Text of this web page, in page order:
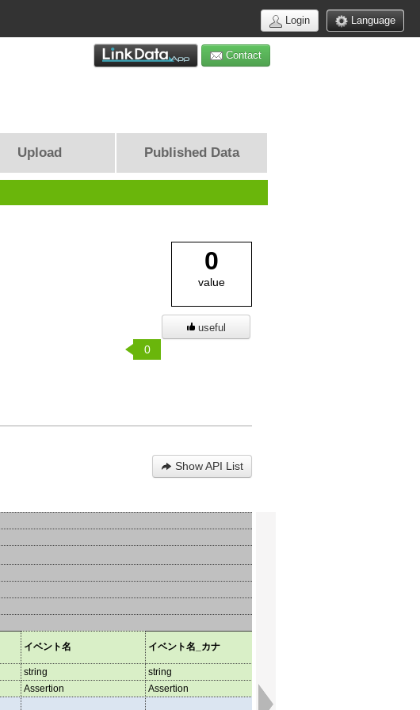
Language
Login
Contact
Upload Published Data
0
value
useful
0
Show API List
イベント名 イベント名_カナ
string string
Assertion Assertion